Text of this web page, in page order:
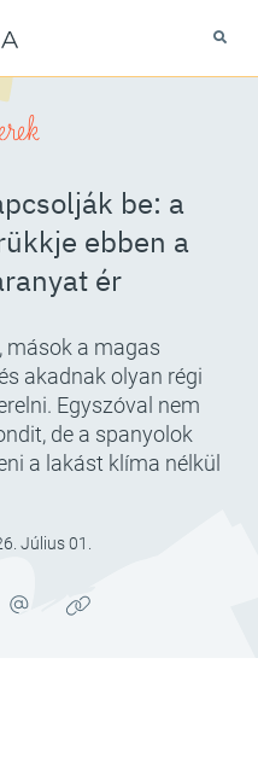
be: a
ebben a
ér
mások a magas
akadnak olyan régi
Egyszóval nem
de a spanyolok
a lakást klíma nélkül
Július 01.